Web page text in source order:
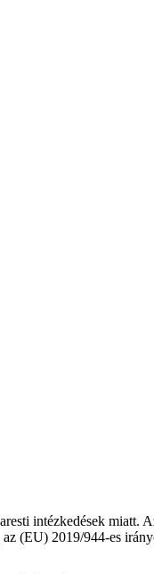
intézkedések miatt.
(EU) 2019/944-es